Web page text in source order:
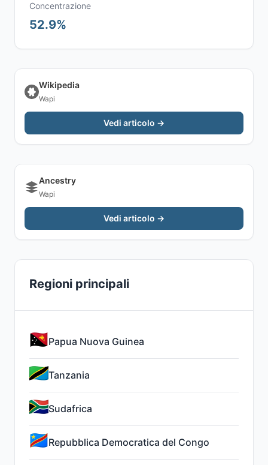
Concentrazione
52.9%
Wikipedia
Wapi
Vedi articolo →
Ancestry
Wapi
Vedi articolo →
Regioni principali
Papua Nuova Guinea
Tanzania
Sudafrica
Repubblica Democratica del Congo